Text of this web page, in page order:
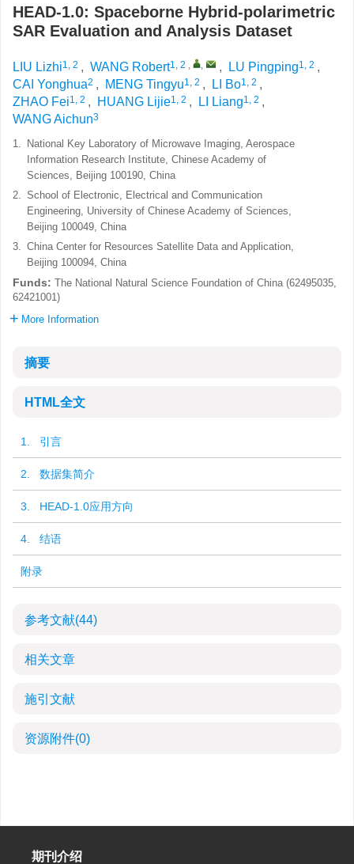
HEAD-1.0: Spaceborne Hybrid-polarimetric
SAR Evaluation and Analysis Dataset
LIU Lizhi1, 2 , WANG Robert1, 2 , , , LU Pingping1, 2 ,
CAI Yonghua2 , MENG Tingyu1, 2 , LI Bo1, 2 ,
ZHAO Fei1, 2 , HUANG Lijie1, 2 , LI Liang1, 2 ,
WANG Aichun3
1.
National Key Laboratory of Microwave Imaging, Aerospace
Information Research Institute, Chinese Academy of
Sciences, Beijing 100190, China
2. School of Electronic, Electrical and Communication
Engineering, University of Chinese Academy of Sciences,
Beijing 100049, China
3. China Center for Resources Satellite Data and Application,
Beijing 100094, China
Funds: The National Natural Science Foundation of China (62495035,
62421001)
More Information
摘要
HTML全文
1. 引言
2. 数据集简介
3. HEAD-1.0应用方向
4. 结语
附录
参考文献(44)
相关文章
施引文献
资源附件(0)
期刊介绍